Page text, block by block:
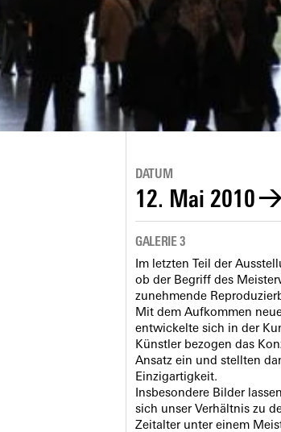
DATUM
12. Mai 2010→
GALERIE 3
Im letzten Teil der
ob der Begriff des
zunehmende
Mit dem Aufkommen
entwickelte sich in der
Künstler bezogen das
Ansatz ein und stellten
Einzigartigkeit.
Insbesondere Bilder
sich unser Verhältnis zu
Zeitalter unter einem